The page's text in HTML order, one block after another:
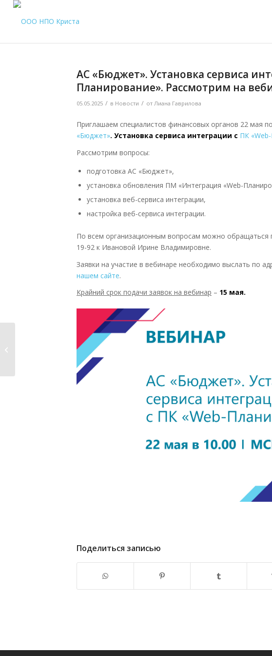
АС «Бюджет». Установка сервиса
Планирование». Рассмотрим на
05.05.2025 / в Новости / от Лиана Гаврилова
Приглашаем специалистов финансовых органов 22 мая
«Бюджет». Установка сервиса интеграции с ПК
Рассмотрим вопросы:
подготовка АС «Бюджет»,
установка обновления ПМ «Интеграция «Web-
установка веб-сервиса интеграции,
настройка веб-сервиса интеграции.
По всем организационным вопросам можно
19-92 к Ивановой Ирине Владимировне.
Заявки на участие в вебинаре необходимо выслать по
нашем сайте.
Крайний срок подачи заявок на вебинар – 15 мая.
Поделиться записью
фотографий Бориса